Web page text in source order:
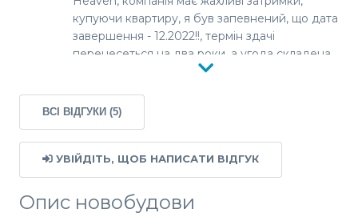
купуючи квартиру, я був запевнений, що дата
завершення - 12.2022!!, термін здачі
перенесеться на два роки, а угода складена
так, що не покриває збитків, які поніс
не пропадуть і що компанія завершить
угод з HGroup. Якщо у когось є питання щодо
цього девелопера, запрошую до контакту,
охоче опишу свою пригоду з ненадійним
девелопером.
ВСІ ВІДГУКИ (5)
УВІЙДІТЬ, ЩОБ НАПИСАТИ ВІДГУК
Опис новобудови